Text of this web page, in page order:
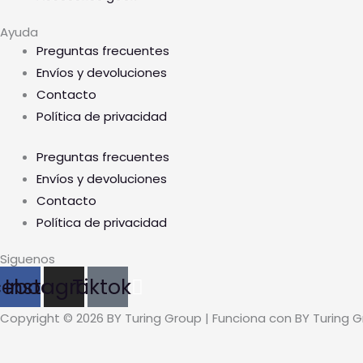
Ayuda
Preguntas frecuentes
Envíos y devoluciones
Contacto
Política de privacidad
Preguntas frecuentes
Envíos y devoluciones
Contacto
Política de privacidad
Siguenos
Instagram
Tiktok
Copyright © 2026 BY Turing Group | Funciona con BY Turing